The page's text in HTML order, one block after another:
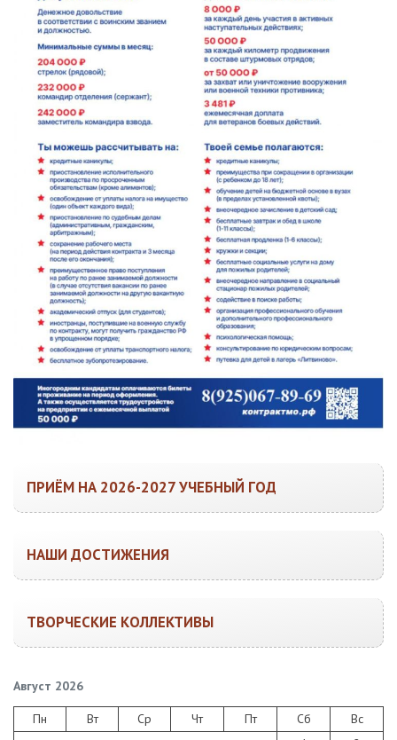
ПРИЁМ НА 2026-2027 УЧЕБНЫЙ ГОД
НАШИ ДОСТИЖЕНИЯ
ТВОРЧЕСКИЕ КОЛЛЕКТИВЫ
Август 2026
Пн Вт Ср Чт Пт Сб
Вс